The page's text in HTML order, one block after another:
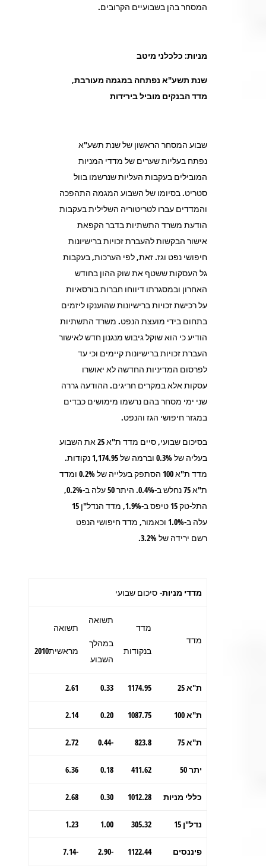
המסחר בהן בשבועיים הקרובים.
מניות: כלכלני מיטב
שנת תשע"א נפתחה במגמה מעורבת,
מדד הבנקים מוביל בירידות
שבוע המסחר הראשון של שנת תשע"א
נפתח בעליות שערים של מדדי המניות
המובילים בעקבות העליות שנרשמו בוול
סטריט. בסיומו של השבוע המגמה התהפכה
והמדדים עברו לטריטוריה השלילית בעקבות
הודעת משרד התשתיות בדבר הקפאת
אישור הבקשות להעברת זכויות ברישיונות
חיפושי נפט וגז. זאת, לפי הערכות, בעקבות
גל העסקות ששטף את שוק ההון בחודש
האחרון ובמסגרתו דיווחו חברות בורסאיות
על רכישת זכויות ברישיונות שהוענקו ליזמים
בתחום בידי מועצת הנפט. משרד התשתיות
הודיע כי הוא שוקל גיבוש מנגנון חדש לאישור
העברת זכויות ברישיונות קיימים וכי עד
לפרסום המדיניות החדשה לא יאושרו
עסקות אלא במקרים חריגים. ההודעה גררה
שני ימי מסחר בהם נרשמו מימושים כבדים
במגזר חיפושי הגז והנפט.
בסיכום שבועי, סיים מדד ת"א 25 את השבוע
בעליה של 0.3% וברמה של 1,174.95 נקודות.
מדד ת"א 100 הסתפק בעלייה של 0.2% ומדד
ת"א 75 נחלש ב-0.4%. היתר 50 עלה ב-0.2%,
התל-טק 15 טיפס ב-1.9%, מדד הנדל"ן 15
עלה ב-1.0% וכאמור, מדד חיפושי הנפט
רשם ירידה של 3.2%.
מדדי מניות-סיכום שבועי
מדד
מדד
בנקודות
תשואה
במהלך
השבוע
תשואה
מראשית2010
ת"א 25 1174.95
0.33
2.61
ת"א 100 1087.75
0.20
2.14
ת"א 75 823.8
-0.44
2.72
יתר 50 411.62
0.18
6.36
כללי מניות 1012.28
0.30
2.68
נדל"ן 15 305.32
1.00
1.23
פיננסים 1122.44
-2.90
-7.14